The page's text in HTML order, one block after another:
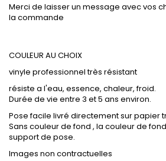
Merci de laisser un message avec vos
la commande
COULEUR AU CHOIX
vinyle professionnel très résistant
résiste a l'eau, essence, chaleur, froid.
Durée de vie entre 3 et 5 ans environ.
Pose facile livré directement sur papier
Sans couleur de fond , la couleur de
support de pose.
Images non contractuelles